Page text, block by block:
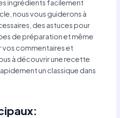
ingrédients facilement
nous vous guiderons à
des astuces pour
de préparation et même
vos commentaires et
à découvrir une recette
un classique dans